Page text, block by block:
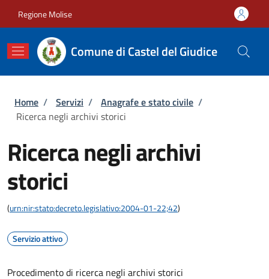
Regione Molise
Comune di Castel del Giudice
Briciole di pane
Home / Servizi / Anagrafe e stato civile /
Ricerca negli archivi storici
Ricerca negli archivi
storici
(urn:nir:stato:decreto.legislativo:2004-01-22;42)
Servizio attivo
Procedimento di ricerca negli archivi storici